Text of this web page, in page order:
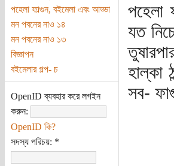
পহেলা ফাল্গুন, বইমেলা এবং আড্ডা
মন পবনের নাও ১৪
মন পবনের নাও ১৩
বিজ্ঞাপন
বইমেলার গল্প- চ
OpenID ব্যবহার করে লগইন
করুন:
OpenID কি?
সদস্য পরিচয়: *
পহেলা
যত
হাল্কা
সব-